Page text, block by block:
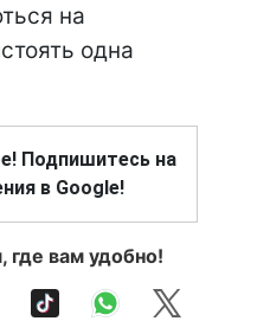
на
одна
Подпишитесь на
в Google!
где вам удобно!